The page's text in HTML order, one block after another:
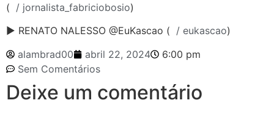
( / jornalista_fabriciobosio)
► RENATO NALESSO @EuKascao ( / eukascao)
alambrad00
abril 22, 2024
6:00 pm
Sem Comentários
Deixe um comentário